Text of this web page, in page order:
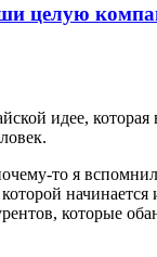
целую
идее,
то я
которые